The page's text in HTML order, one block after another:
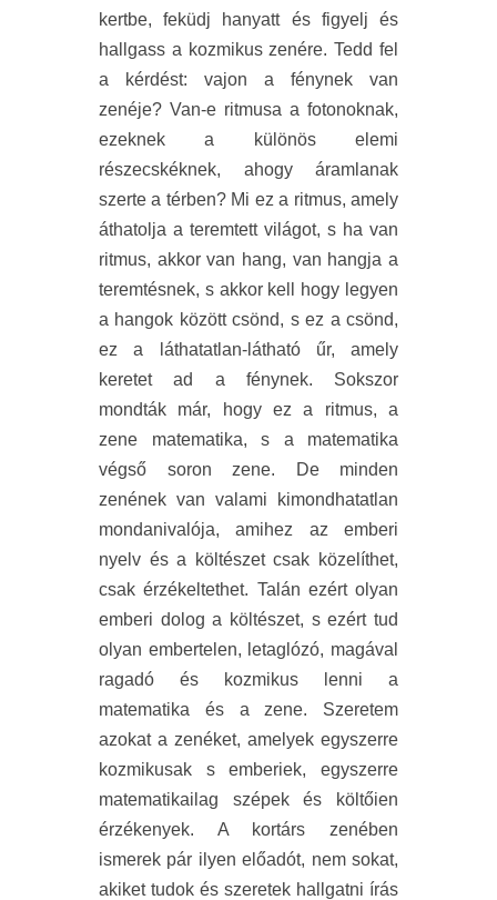
kertbe, feküdj hanyatt és figyelj és
hallgass a kozmikus zenére. Tedd fel
a kérdést: vajon a fénynek van
zenéje? Van-e ritmusa a fotonoknak,
ezeknek a különös elemi
részecskéknek, ahogy áramlanak
szerte a térben? Mi ez a ritmus, amely
áthatolja a teremtett világot, s ha van
ritmus, akkor van hang, van hangja a
teremtésnek, s akkor kell hogy legyen
a hangok között csönd, s ez a csönd,
ez a láthatatlan-látható űr, amely
keretet ad a fénynek. Sokszor
mondták már, hogy ez a ritmus, a
zene matematika, s a matematika
végső soron zene. De minden
zenének van valami kimondhatatlan
mondanivalója, amihez az emberi
nyelv és a költészet csak közelíthet,
csak érzékeltethet. Talán ezért olyan
emberi dolog a költészet, s ezért tud
olyan embertelen, letaglózó, magával
ragadó és kozmikus lenni a
matematika és a zene. Szeretem
azokat a zenéket, amelyek egyszerre
kozmikusak s emberiek, egyszerre
matematikailag szépek és költőien
érzékenyek. A kortárs zenében
ismerek pár ilyen előadót, nem sokat,
akiket tudok és szeretek hallgatni írás